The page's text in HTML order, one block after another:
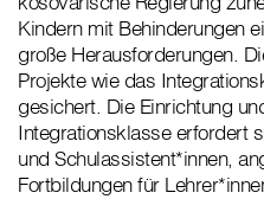
Kindern mit Behinderungen
große Herausforderungen.
Projekte wie das
gesichert. Die Einrichtung
Integrationsklasse erfordert
und Schulassistent*innen,
Fortbildungen für